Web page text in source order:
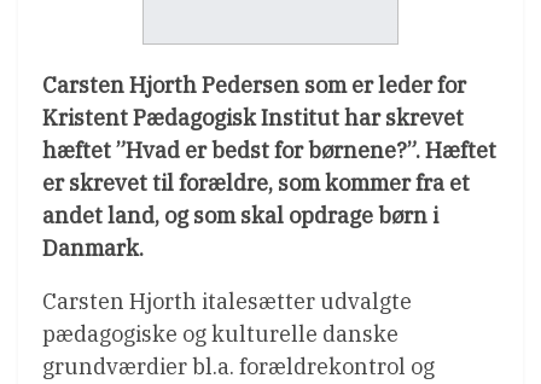
Carsten Hjorth Pedersen som er leder for
Kristent Pædagogisk Institut har skrevet
hæftet ”Hvad er bedst for børnene?”. Hæftet
er skrevet til forældre, som kommer fra et
andet land, og som skal opdrage børn i
Danmark.
Carsten Hjorth italesætter udvalgte
pædagogiske og kulturelle danske
grundværdier bl.a. forældrekontrol og